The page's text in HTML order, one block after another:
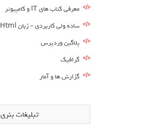
معرفی کتاب های IT و کامپیوتر
ساده ولی کاربردی – زبان Html
پلاگین وردپرس
گرافیک
گزارش ها و آمار
تبلیغات بنری